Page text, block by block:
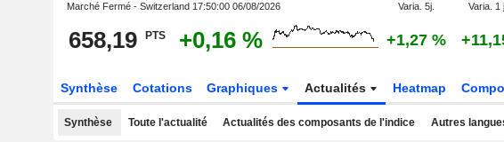
Marché Fermé - Switzerland 17:50:00 06/08/2026 Varia. 5j. Varia. 1
658,19 PTS +0,16 % +1,27 %
Synthèse Cotations Graphiques Actualités Heatmap
Synthèse Toute l'actualité Actualités des composants de l'indice Autres